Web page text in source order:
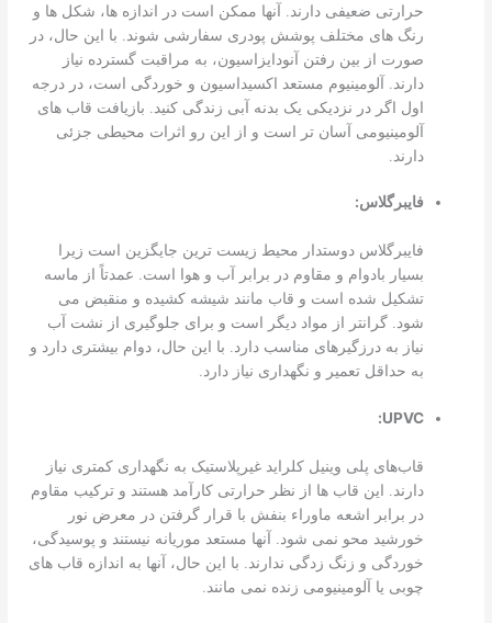
حرارتی ضعیفی دارند. آنها ممکن است در اندازه ها، شکل ها و
رنگ های مختلف پوشش پودری سفارشی شوند. با این حال، در
صورت از بین رفتن آنودایزاسیون، به مراقبت گسترده نیاز
دارند. آلومینیوم مستعد اکسیداسیون و خوردگی است، در درجه
اول اگر در نزدیکی یک بدنه آبی زندگی کنید. بازیافت قاب های
آلومینیومی آسان تر است و از این رو اثرات محیطی جزئی
دارند.
فایبرگلاس:
فایبرگلاس دوستدار محیط زیست ترین جایگزین است زیرا
بسیار بادوام و مقاوم در برابر آب و هوا است. عمدتاً از ماسه
تشکیل شده است و قاب مانند شیشه کشیده و منقبض می
شود. گرانتر از مواد دیگر است و برای جلوگیری از نشت آب
نیاز به درزگیرهای مناسب دارد. با این حال، دوام بیشتری دارد و
به حداقل تعمیر و نگهداری نیاز دارد.
UPVC:
قاب‌های پلی وینیل کلراید غیرپلاستیک به نگهداری کمتری نیاز
دارند. این قاب ها از نظر حرارتی کارآمد هستند و ترکیب مقاوم
در برابر اشعه ماوراء بنفش با قرار گرفتن در معرض نور
خورشید محو نمی شود. آنها مستعد موریانه نیستند و پوسیدگی،
خوردگی و زنگ زدگی ندارند. با این حال، آنها به اندازه قاب های
چوبی یا آلومینیومی زنده نمی مانند.